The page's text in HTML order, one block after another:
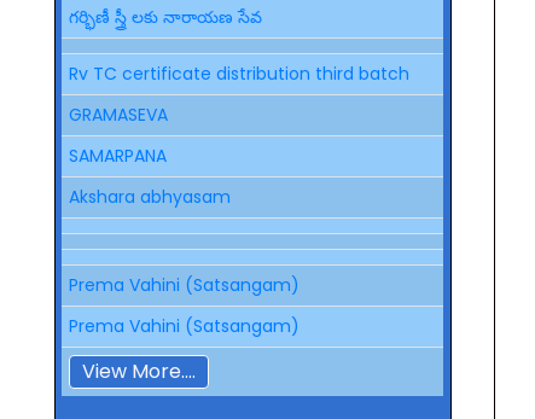
గర్భిణీ స్త్రీ లకు నారాయణ సేవ
Rv TC certificate distribution third batch
GRAMASEVA
SAMARPANA
Akshara abhyasam
Prema Vahini (Satsangam)
Prema Vahini (Satsangam)
View More....